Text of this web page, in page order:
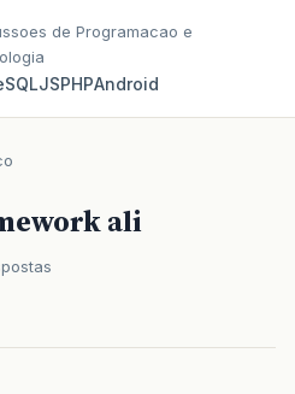
de Programacao e
SQLJSPHPAndroid
ali